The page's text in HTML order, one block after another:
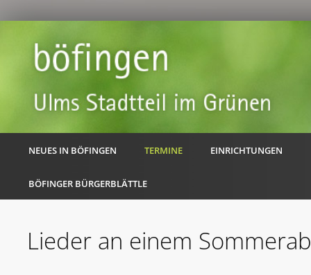
NEUES IN BÖFINGEN TERMINE EINRICHTUNGEN
BÖFINGER BÜRGERBLÄTTLE
Lieder an einem